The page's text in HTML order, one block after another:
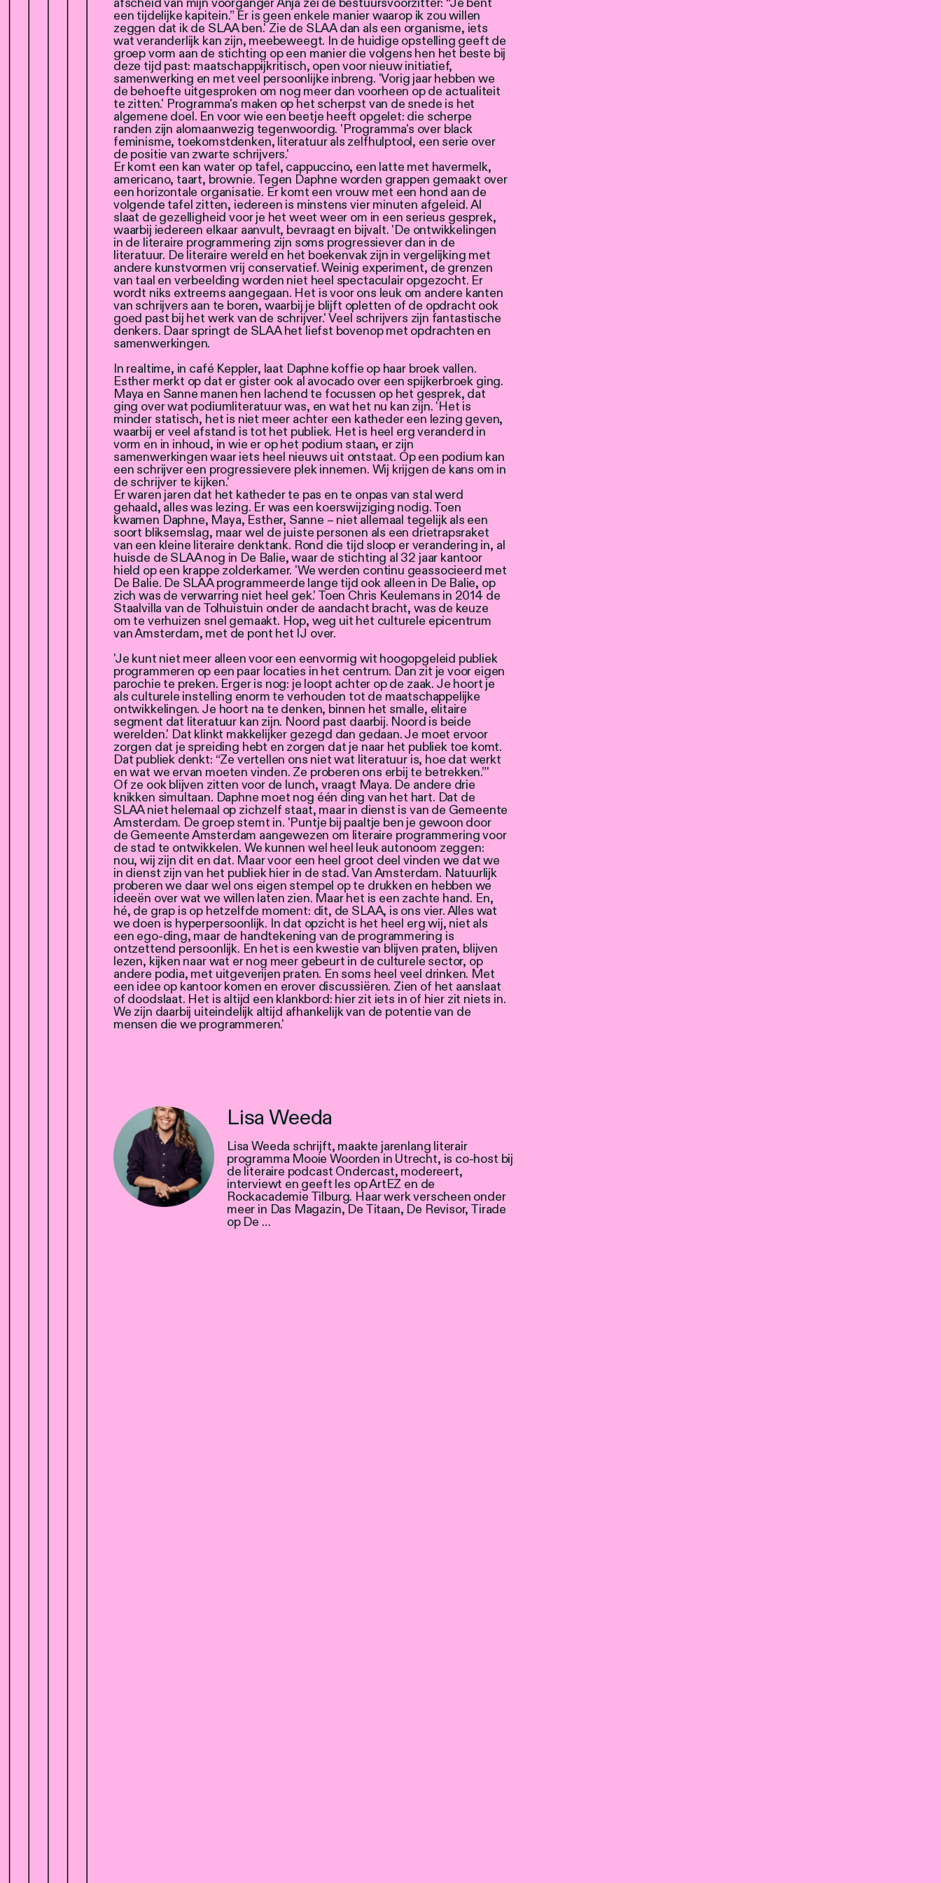
een tijdelijke kapitein.” Er is geen enkele manier waarop ik zou willen
zeggen dat ik de SLAA ben.' Zie de SLAA dan als een organisme, iets
wat veranderlijk kan zijn, meebeweegt. In de huidige opstelling geeft de
groep vorm aan de stichting op een manier die volgens hen het beste bij
deze tijd past: maatschappijkritisch, open voor nieuw initiatief,
samenwerking en met veel persoonlijke inbreng. 'Vorig jaar hebben we
de behoefte uitgesproken om nog meer dan voorheen op de actualiteit
te zitten.' Programma's maken op het scherpst van de snede is het
algemene doel. En voor wie een beetje heeft opgelet: die scherpe
randen zijn alomaanwezig tegenwoordig. 'Programma's over black
feminisme, toekomstdenken, literatuur als zelfhulptool, een serie over
de positie van zwarte schrijvers.'
Er komt een kan water op tafel, cappuccino, een latte met havermelk,
americano, taart, brownie. Tegen Daphne worden grappen gemaakt over
een horizontale organisatie. Er komt een vrouw met een hond aan de
volgende tafel zitten, iedereen is minstens vier minuten afgeleid. Al
slaat de gezelligheid voor je het weet weer om in een serieus gesprek,
waarbij iedereen elkaar aanvult, bevraagt en bijvalt. 'De ontwikkelingen
in de literaire programmering zijn soms progressiever dan in de
literatuur. De literaire wereld en het boekenvak zijn in vergelijking met
andere kunstvormen vrij conservatief. Weinig experiment, de grenzen
van taal en verbeelding worden niet heel spectaculair opgezocht. Er
wordt niks extreems aangegaan. Het is voor ons leuk om andere kanten
van schrijvers aan te boren, waarbij je blijft opletten of de opdracht ook
goed past bij het werk van de schrijver.' Veel schrijvers zijn fantastische
denkers. Daar springt de SLAA het liefst bovenop met opdrachten en
samenwerkingen.
In realtime, in café Keppler, laat Daphne koffie op haar broek vallen.
Esther merkt op dat er gister ook al avocado over een spijkerbroek ging.
Maya en Sanne manen hen lachend te focussen op het gesprek, dat
ging over wat podiumliteratuur was, en wat het nu kan zijn. 'Het is
minder statisch, het is niet meer achter een katheder een lezing geven,
waarbij er veel afstand is tot het publiek. Het is heel erg veranderd in
vorm en in inhoud, in wie er op het podium staan, er zijn
samenwerkingen waar iets heel nieuws uit ontstaat. Op een podium kan
een schrijver een progressievere plek innemen. Wij krijgen de kans om in
de schrijver te kijken.'
Er waren jaren dat het katheder te pas en te onpas van stal werd
gehaald, alles was lezing. Er was een koerswijziging nodig. Toen
kwamen Daphne, Maya, Esther, Sanne – niet allemaal tegelijk als een
soort bliksemslag, maar wel de juiste personen als een drietrapsraket
van een kleine literaire denktank. Rond die tijd sloop er verandering in, al
huisde de SLAA nog in De Balie, waar de stichting al 32 jaar kantoor
hield op een krappe zolderkamer. 'We werden continu geassocieerd met
De Balie. De SLAA programmeerde lange tijd ook alleen in De Balie, op
zich was de verwarring niet heel gek.' Toen Chris Keulemans in 2014 de
Staalvilla van de Tolhuistuin onder de aandacht bracht, was de keuze
om te verhuizen snel gemaakt. Hop, weg uit het culturele epicentrum
van Amsterdam, met de pont het IJ over.
'Je kunt niet meer alleen voor een eenvormig wit hoogopgeleid publiek
programmeren op een paar locaties in het centrum. Dan zit je voor eigen
parochie te preken. Erger is nog: je loopt achter op de zaak. Je hoort je
als culturele instelling enorm te verhouden tot de maatschappelijke
ontwikkelingen. Je hoort na te denken, binnen het smalle, elitaire
segment dat literatuur kan zijn. Noord past daarbij. Noord is beide
werelden.' Dat klinkt makkelijker gezegd dan gedaan. Je moet ervoor
zorgen dat je spreiding hebt en zorgen dat je naar het publiek toe komt.
Dat publiek denkt: “Ze vertellen ons niet wat literatuur is, hoe dat werkt
en wat we ervan moeten vinden. Ze proberen ons erbij te betrekken.”'
Of ze ook blijven zitten voor de lunch, vraagt Maya. De andere drie
knikken simultaan. Daphne moet nog één ding van het hart. Dat de
SLAA niet helemaal op zichzelf staat, maar in dienst is van de Gemeente
Amsterdam. De groep stemt in. 'Puntje bij paaltje ben je gewoon door
de Gemeente Amsterdam aangewezen om literaire programmering voor
de stad te ontwikkelen. We kunnen wel heel leuk autonoom zeggen:
nou, wij zijn dit en dat. Maar voor een heel groot deel vinden we dat we
in dienst zijn van het publiek hier in de stad. Van Amsterdam. Natuurlijk
proberen we daar wel ons eigen stempel op te drukken en hebben we
ideeën over wat we willen laten zien. Maar het is een zachte hand. En,
hé, de grap is op hetzelfde moment: dit, de SLAA, is ons vier. Alles wat
we doen is hyperpersoonlijk. In dat opzicht is het heel erg wij, niet als
een ego-ding, maar de handtekening van de programmering is
ontzettend persoonlijk. En het is een kwestie van blijven praten, blijven
lezen, kijken naar wat er nog meer gebeurt in de culturele sector, op
andere podia, met uitgeverijen praten. En soms heel veel drinken. Met
een idee op kantoor komen en erover discussiëren. Zien of het aanslaat
of doodslaat. Het is altijd een klankbord: hier zit iets in of hier zit niets in.
We zijn daarbij uiteindelijk altijd afhankelijk van de potentie van de
mensen die we programmeren.'
Lisa Weeda
Lisa Weeda schrijft, maakte jarenlang literair
programma Mooie Woorden in Utrecht, is co-host bij
de literaire podcast Ondercast, modereert,
interviewt en geeft les op ArtEZ en de
Rockacademie Tilburg. Haar werk verscheen onder
meer in Das Magazin, De Titaan, De Revisor, Tirade
op De …